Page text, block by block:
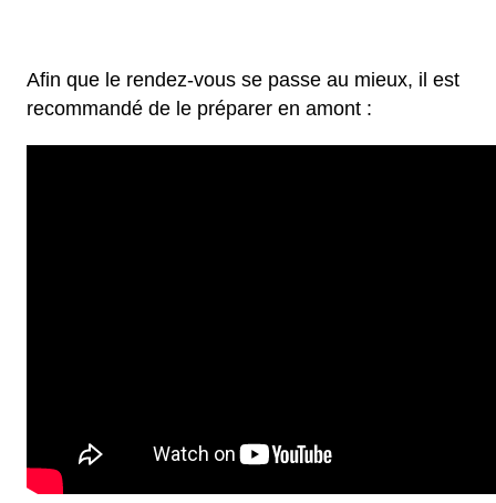
Afin que le rendez-vous se passe au mieux, il est
recommandé de le préparer en amont :